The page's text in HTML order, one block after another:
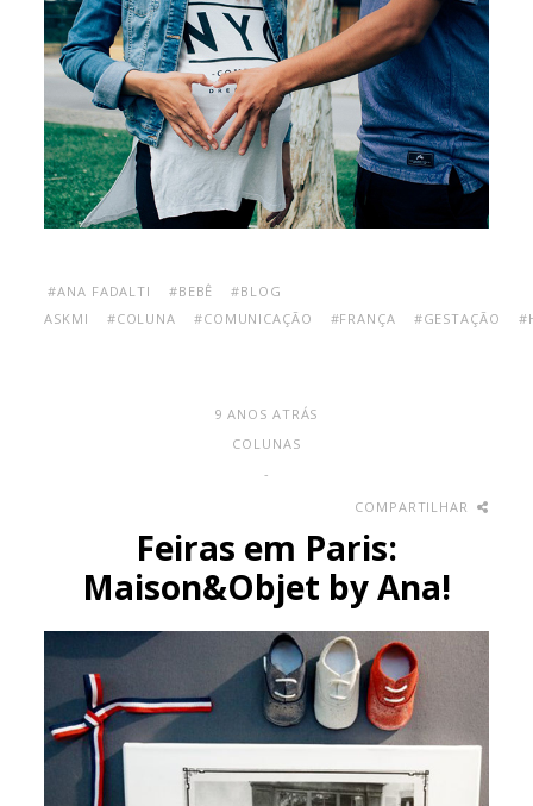
#ANA FADALTI #BEBÊ
#BLOG
ASKMI
#COLUNA #COMUNICAÇÃO #FRANÇA #GESTAÇÃO
9 ANOS ATRÁS
COLUNAS
-
COMPARTILHAR
Feiras em Paris:
Maison&Objet by Ana!